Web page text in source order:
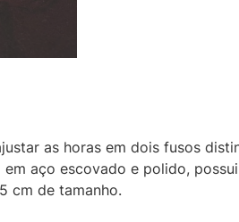
as horas em dois fusos
aço escovado e polido,
cm de tamanho.